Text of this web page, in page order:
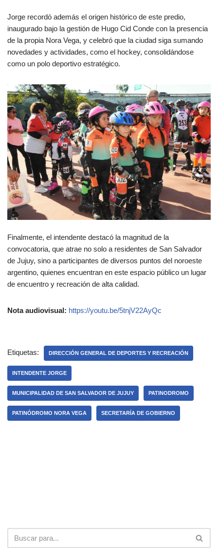
Jorge recordó además el origen histórico de este predio,
inaugurado bajo la gestión de Hugo Cid Conde con la presencia
de la propia Nora Vega, y celebró que la ciudad siga sumando
novedades y actividades, como el hockey, consolidándose
como un polo deportivo estratégico.
Finalmente, el intendente destacó la magnitud de la
convocatoria, que atrae no solo a residentes de San Salvador
de Jujuy, sino a participantes de diversos puntos del noroeste
argentino, quienes encuentran en este espacio público un lugar
de encuentro y recreación de alta calidad.
Nota audiovisual: https://youtu.be/5tnjV22AyQc
Etiquetas: DIRECCIÓN GENERAL DE DEPORTES Y RECREACIÓN
INTENDENTE JORGE
MUNICIPALIDAD DE SAN SALVADOR DE JUJUY PATINODROMO
PATINÓDROMO NORA VEGA SECRETARÍA DE GOBIERNO